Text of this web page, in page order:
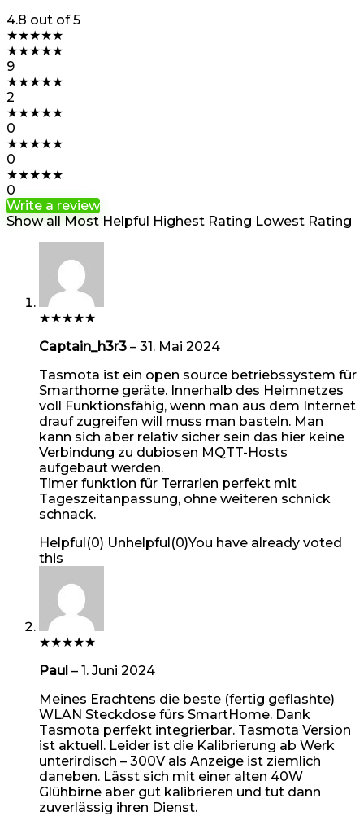
4.8 out of 5
★★★★★
★★★★★
9
★★★★★
2
★★★★★
0
★★★★★
0
★★★★★
0
Write a review
Show all Most Helpful Highest Rating Lowest Rating
★★★★★
Captain_h3r3 – 31. Mai 2024
Tasmota ist ein open source betriebssystem für
Smarthome geräte. Innerhalb des Heimnetzes
voll Funktionsfähig, wenn man aus dem Internet
drauf zugreifen will muss man basteln. Man
kann sich aber relativ sicher sein das hier keine
Verbindung zu dubiosen MQTT-Hosts
aufgebaut werden.
Timer funktion für Terrarien perfekt mit
Tageszeitanpassung, ohne weiteren schnick
schnack.
Helpful(0) Unhelpful(0)You have already voted
this
★★★★★
Paul – 1. Juni 2024
Meines Erachtens die beste (fertig geflashte)
WLAN Steckdose fürs SmartHome. Dank
Tasmota perfekt integrierbar. Tasmota Version
ist aktuell. Leider ist die Kalibrierung ab Werk
unterirdisch – 300V als Anzeige ist ziemlich
daneben. Lässt sich mit einer alten 40W
Glühbirne aber gut kalibrieren und tut dann
zuverlässig ihren Dienst.